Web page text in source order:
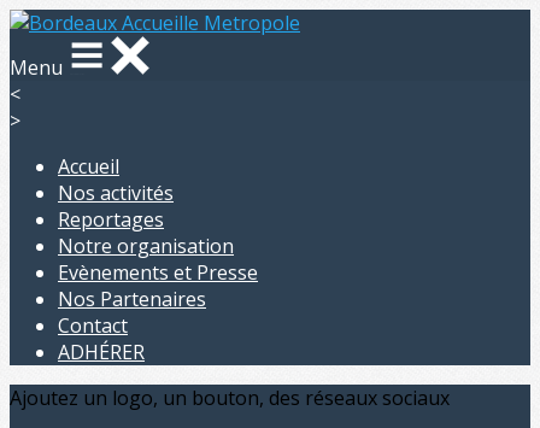
Menu
<
>
Accueil
Nos activités
Reportages
Notre organisation
Evènements et Presse
Nos Partenaires
Contact
ADHÉRER
Ajoutez un logo, un bouton, des réseaux sociaux